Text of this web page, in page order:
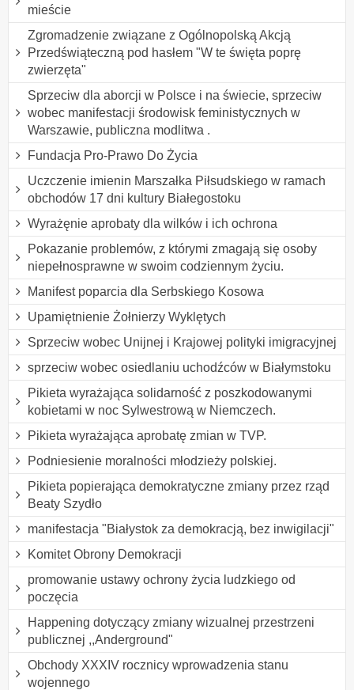
mieście
Zgromadzenie związane z Ogólnopolską Akcją
Przedświąteczną pod hasłem "W te święta poprę
zwierzęta"
Sprzeciw dla aborcji w Polsce i na świecie, sprzeciw
wobec manifestacji środowisk feministycznych w
Warszawie, publiczna modlitwa .
Fundacja Pro-Prawo Do Życia
Uczczenie imienin Marszałka Piłsudskiego w ramach
obchodów 17 dni kultury Białegostoku
Wyrażęnie aprobaty dla wilków i ich ochrona
Pokazanie problemów, z którymi zmagają się osoby
niepełnosprawne w swoim codziennym życiu.
Manifest poparcia dla Serbskiego Kosowa
Upamiętnienie Żołnierzy Wyklętych
Sprzeciw wobec Unijnej i Krajowej polityki imigracyjnej
sprzeciw wobec osiedlaniu uchodźców w Białymstoku
Pikieta wyrażająca solidarność z poszkodowanymi
kobietami w noc Sylwestrową w Niemczech.
Pikieta wyrażająca aprobatę zmian w TVP.
Podniesienie moralności młodzieży polskiej.
Pikieta popierająca demokratyczne zmiany przez rząd
Beaty Szydło
manifestacja "Białystok za demokracją, bez inwigilacji"
Komitet Obrony Demokracji
promowanie ustawy ochrony życia ludzkiego od
poczęcia
Happening dotyczący zmiany wizualnej przestrzeni
publicznej ,,Anderground"
Obchody XXXIV rocznicy wprowadzenia stanu
wojennego